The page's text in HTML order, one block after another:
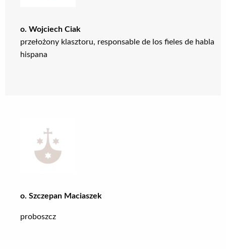
o. Wojciech Ciak
przełożony klasztoru, responsable de los fieles de habla
hispana
o. Szczepan Maciaszek
proboszcz